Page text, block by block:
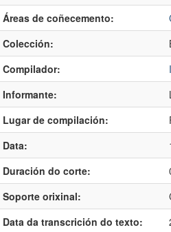
Áreas de coñecemento:
Colección:
Compilador:
Informante:
Lugar de compilación:
Data:
Duración do corte:
Soporte orixinal:
Data da transcrición do texto: